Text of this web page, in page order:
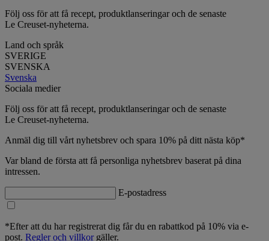
Följ oss för att få recept, produktlanseringar och de senaste
Le Creuset-nyheterna.
Land och språk
SVERIGE
SVENSKA
Svenska
Sociala medier
Följ oss för att få recept, produktlanseringar och de senaste
Le Creuset-nyheterna.
Anmäl dig till vårt nyhetsbrev och spara 10% på ditt nästa köp*
Var bland de första att få personliga nyhetsbrev baserat på dina
intressen.
E-postadress
*Efter att du har registrerat dig får du en rabattkod på 10% via e-
post. Regler och villkorgäller.